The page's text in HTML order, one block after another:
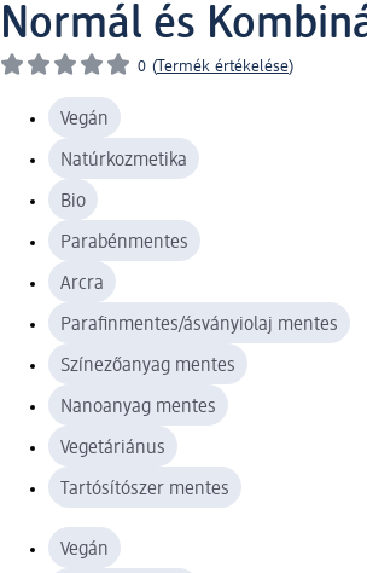
Normál és
0 (Termék értékelése)
Vegán
Natúrkozmetika
Bio
Parabénmentes
Arcra
Parafinmentes/ásványiolaj mentes
Színezőanyag mentes
Nanoanyag mentes
Vegetáriánus
Tartósítószer mentes
Vegán